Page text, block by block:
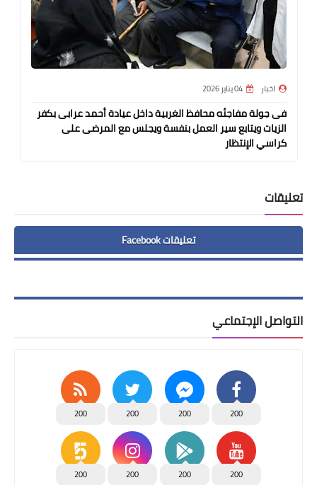
اخبار 04 يناير 2026
فى جولة مفاجئه محافظ الغربية داخل عيادة أحمد عرابى بكفر
الزيات ويتابع سير العمل بنفسة ويجلس مع المرضى على
كراسي الإنتظار
تعليقات
تعليقات Facebook
التواصل الإجتماعي
200
200
200
200
200
200
200
200